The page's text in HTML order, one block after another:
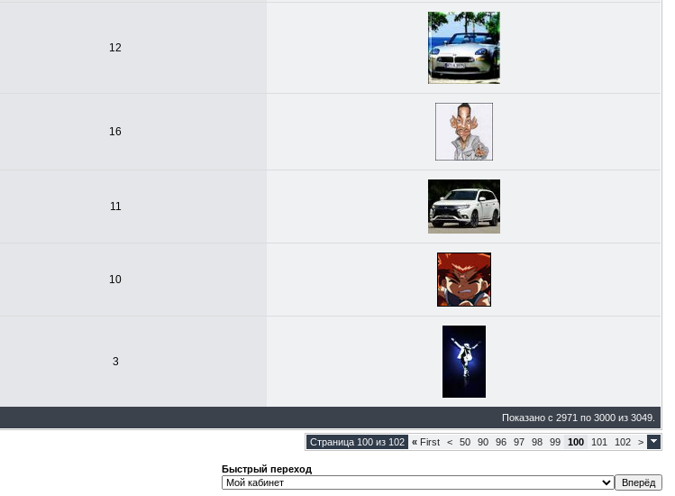
12
16
11
10
3
Показано с 2971 по 3000 из 3049.
Страница 100 из 102 « First < 50 90 96 97 98 99 100 101 102 >
Быстрый переход